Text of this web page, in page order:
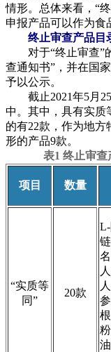
情形。总体来看，“
申报产品可以作为食
终止审查产品目
对于“终止审查”的
查通知书”，并在国
予以公示。
截止2021年5月25
中。其中，具有实质
的有22款，作为地
形的产品9款。
表1 终止审查
项目 数量
“实质等
同”
20款